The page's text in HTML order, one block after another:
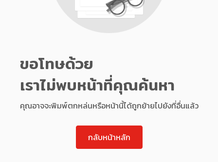
ขอโทษด้วย
เราไม่พบหน้าที่คุณค้นหา
คุณอาจจะพิมพ์ตกหล่นหรือหน้านี้ได้ถูกย้ายไปยังที่อื่นแล้ว
กลับหน้าหลัก